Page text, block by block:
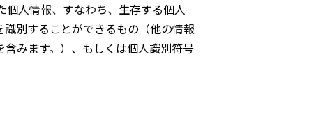
人情報、すなわち、生存する個人
別することができるもの（他の情報
みます。）、もしくは個人識別符号